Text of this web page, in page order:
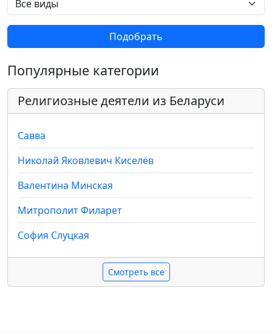
Подобрать
Популярные категории
Религиозные деятели из Беларуси
Савва
Николай Яковлевич Киселёв
Валентина Минская
Митрополит Филарет
София Слуцкая
Смотреть все